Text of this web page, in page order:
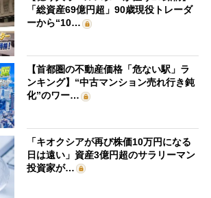
「総資産69億円超」90歳現役トレーダ
ーから“10…
【首都圏の不動産価格「危ない駅」ラ
ンキング】“中古マンション売れ行き鈍
化”のワー…
「キオクシアが再び株価10万円になる
日は遠い」資産3億円超のサラリーマン
投資家が…